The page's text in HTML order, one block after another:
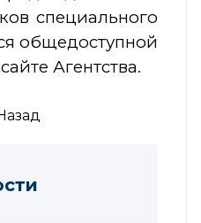
специального
общедоступной
Агентства.